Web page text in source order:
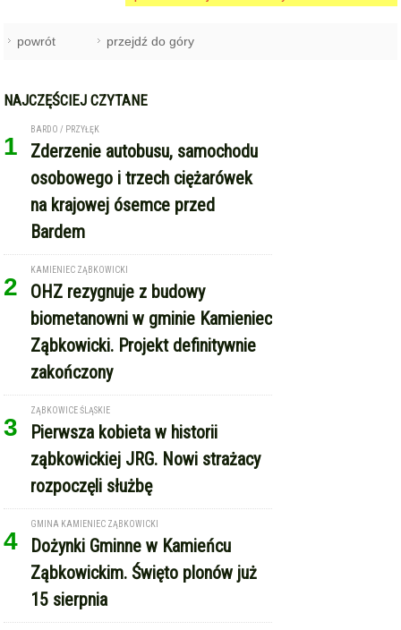
powrót przejdź do góry
NAJCZĘŚCIEJ CZYTANE
1
BARDO / PRZYŁĘK
Zderzenie autobusu, samochodu
osobowego i trzech ciężarówek
na krajowej ósemce przed
Bardem
2
KAMIENIEC ZĄBKOWICKI
OHZ rezygnuje z budowy
biometanowni w gminie Kamieniec
Ząbkowicki. Projekt definitywnie
zakończony
3
ZĄBKOWICE ŚLĄSKIE
Pierwsza kobieta w historii
ząbkowickiej JRG. Nowi strażacy
rozpoczęli służbę
4
GMINA KAMIENIEC ZĄBKOWICKI
Dożynki Gminne w Kamieńcu
Ząbkowickim. Święto plonów już
15 sierpnia